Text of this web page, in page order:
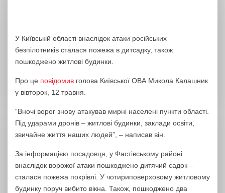
У Київській області внаслідок атаки російських
безпілотників сталася пожежа в дитсадку, також
пошкоджено житлові будинки.
Про це повідомив голова Київської ОВА Микола Калашник
у вівторок, 12 травня.
“Вночі ворог знову атакував мирні населені пункти області.
Під ударами дронів – житлові будинки, заклади освіти,
звичайне життя наших людей”, – написав він.
За інформацією посадовця, у Фастівському районі
внаслідок ворожої атаки пошкоджено дитячий садок –
сталася пожежа покрівлі. У чотириповерховому житловому
будинку поруч вибито вікна. Також, пошкоджено два